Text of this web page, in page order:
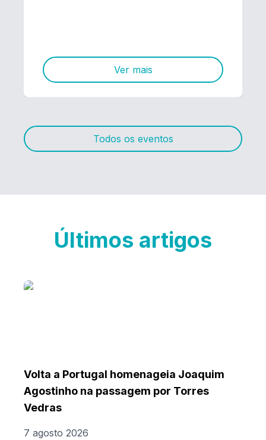
Ver mais
Todos os eventos
Últimos artigos
Volta a Portugal homenageia Joaquim
Agostinho na passagem por Torres
Vedras
7 agosto 2026